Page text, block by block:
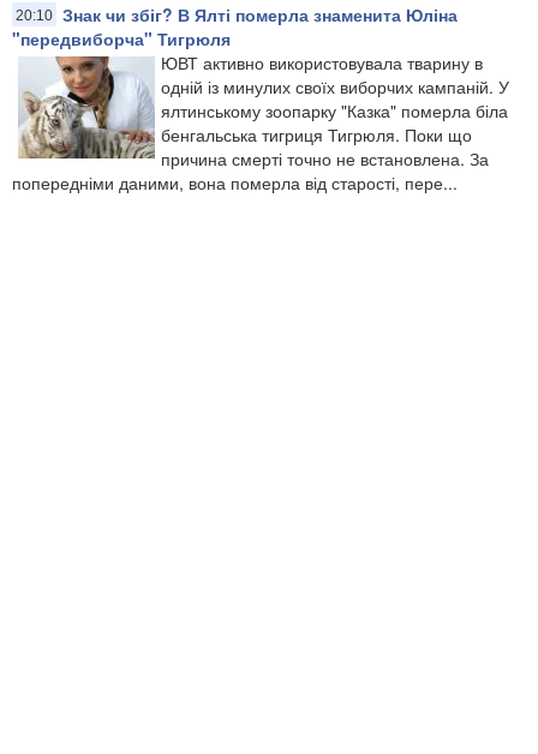
20:10 Знак чи збіг? В Ялті померла знаменита Юліна
"передвиборча" Тигрюля
ЮВТ активно використовувала тварину в
одній із минулих своїх виборчих кампаній. У
ялтинському зоопарку "Казка" померла біла
бенгальська тигриця Тигрюля. Поки що
причина смерті точно не встановлена. За
попередніми даними, вона померла від старості, пере...